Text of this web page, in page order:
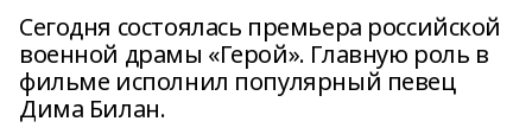
Сегодня состоялась премьера российской
военной драмы «Герой». Главную роль в
фильме исполнил популярный певец
Дима Билан.